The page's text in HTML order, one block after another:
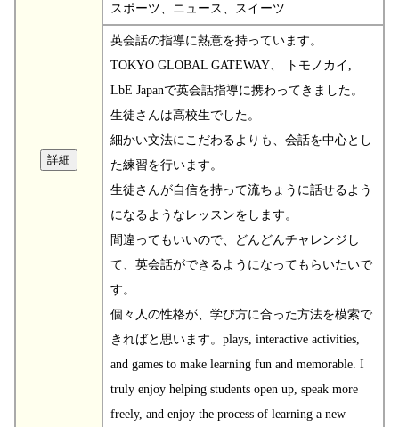
スポーツ、ニュース、スイーツ
英会話の指導に熱意を持っています。
TOKYO GLOBAL GATEWAY、 トモノカイ,
LbE Japanで英会話指導に携わってきました。
生徒さんは高校生でした。
細かい文法にこだわるよりも、会話を中心とし
た練習を行います。
生徒さんが自信を持って流ちょうに話せるよう
になるようなレッスンをします。
間違ってもいいので、どんどんチャレンジし
て、英会話ができるようになってもらいたいで
す。
個々人の性格が、学び方に合った方法を模索で
きればと思います。plays, interactive activities,
and games to make learning fun and memorable. I
truly enjoy helping students open up, speak more
freely, and enjoy the process of learning a new